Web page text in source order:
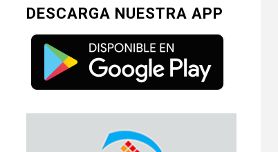
DESCARGA NUESTRA APP